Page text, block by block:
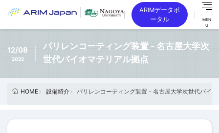
ARIMデータポ
ータル
MEN
U
12/08
2022
パリレンコーティング装置 - 名古屋大学次
世代バイオマテリアル拠点
HOME 設備紹介 パリレンコーティング装置 - 名古屋大学次世代バイ